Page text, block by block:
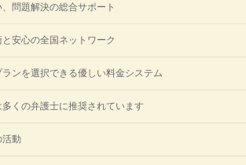
問題解決の総合サポート
安心の全国ネットワーク
ンを選択できる優しい料金システム
くの弁護士に推奨されています
活動